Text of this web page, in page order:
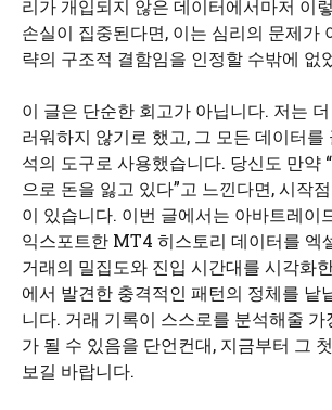
리가 개입되지 않은 데이터에서마저 이
손실이 집중된다면, 이는 심리의 문제가
략의 구조적 결함임을 인정할 수밖에 없
이 글은 단순한 회고가 아닙니다. 저는
러워하지 않기로 했고, 그 모든 데이터를
석의 도구로 사용했습니다. 당신도 만약
으로 돈을 잃고 있다”고 느낀다면, 시작
이 있습니다. 이번 글에서는 아바트레이
익스포트한 MT4 히스토리 데이터를 엑
거래의 밀집도와 진입 시간대를 시각화
에서 발견한 충격적인 패턴의 정체를 낱
니다. 거래 기록이 스스로를 분석해줄 가
가 될 수 있음을 단언컨대, 지금부터 그
보길 바랍니다.